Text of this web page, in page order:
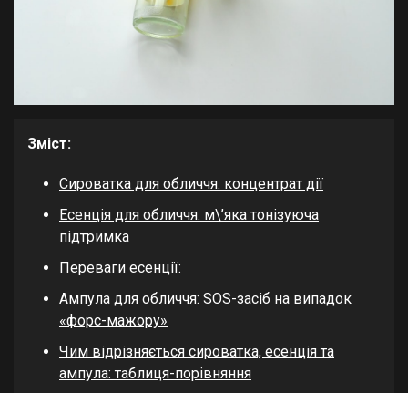
Зміст:
Сироватка для обличчя: концентрат дії
Есенція для обличчя: м\’яка тонізуюча
підтримка
Переваги есенції:
Ампула для обличчя: SOS-засіб на випадок
«форс-мажору»
Чим відрізняється сироватка, есенція та
ампула: таблиця-порівняння